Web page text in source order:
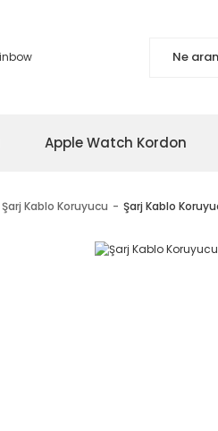
Apple Watch Kordon
Şarj Kablo Koruyucu Şarj Kablo